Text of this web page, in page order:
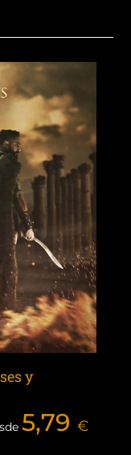
y
5,79 €